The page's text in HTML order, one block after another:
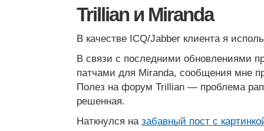
Trillian и Miranda
В качестве ICQ/Jabber клиента я
В связи с последними обновлениями
патчами для Miranda, сообщения мне
Полез на форум Trillian — проблема
решенная.
Наткнулся на забавный пост с